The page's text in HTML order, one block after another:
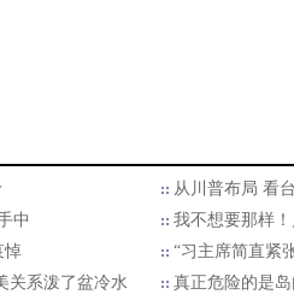
从川普布局 看
中
我不想要那样
悼
“习主席简直紧
关系泼了盆冷水
真正危险的是